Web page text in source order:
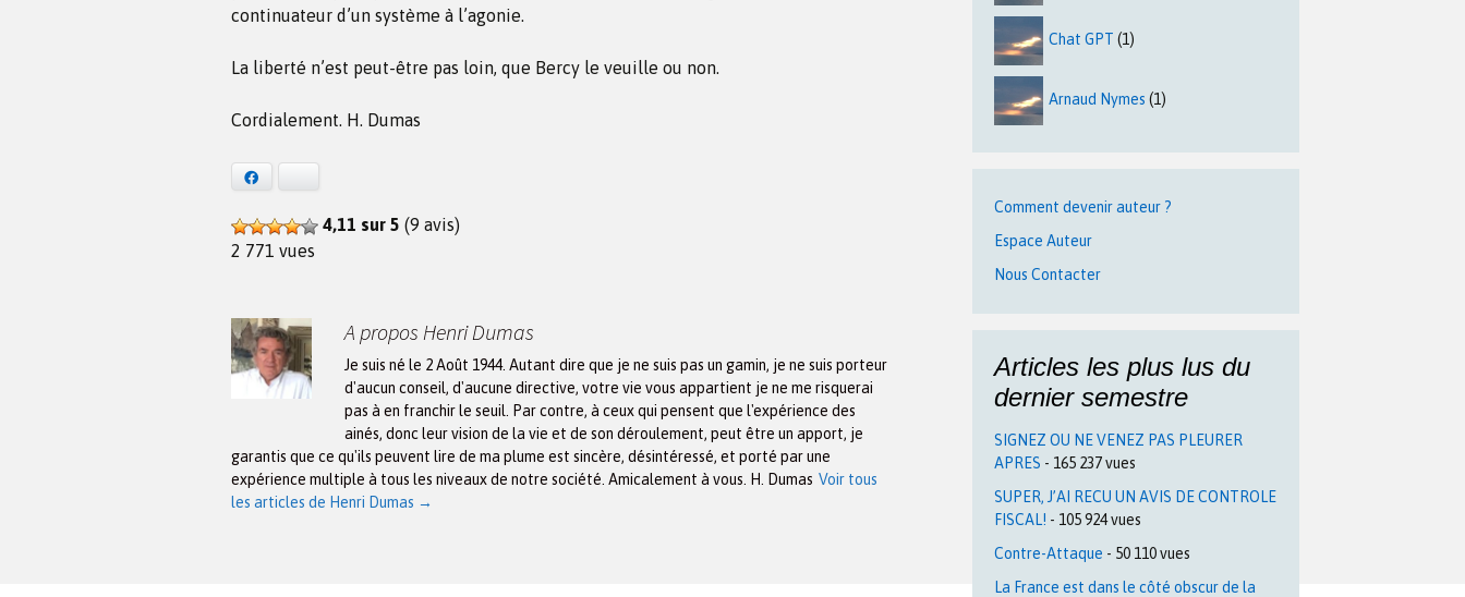
continuateur d’un système à l’agonie.
La liberté n’est peut-être pas loin, que Bercy le veuille ou non.
Cordialement. H. Dumas
4,11 sur 5 (9 avis)
2 771 vues
A propos Henri Dumas
Je suis né le 2 Août 1944. Autant dire que je ne suis pas un gamin, je ne suis porteur
d'aucun conseil, d'aucune directive, votre vie vous appartient je ne me risquerai
pas à en franchir le seuil. Par contre, à ceux qui pensent que l'expérience des
ainés, donc leur vision de la vie et de son déroulement, peut être un apport, je
garantis que ce qu'ils peuvent lire de ma plume est sincère, désintéressé, et porté par une
expérience multiple à tous les niveaux de notre société. Amicalement à vous. H. Dumas Voir tous
les articles de Henri Dumas →
Chat GPT (1)
Arnaud Nymes (1)
Comment devenir auteur ?
Espace Auteur
Nous Contacter
Articles les plus lus du
dernier semestre
SIGNEZ OU NE VENEZ PAS PLEURER
APRES - 165 237 vues
SUPER, J’AI RECU UN AVIS DE CONTROLE
FISCAL! - 105 924 vues
Contre-Attaque - 50 110 vues
La France est dans le côté obscur de la